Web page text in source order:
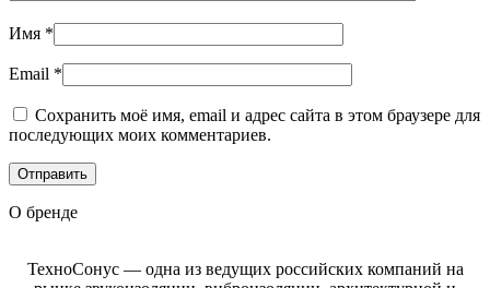
Имя *
Email *
Сохранить моё имя, email и адрес сайта в этом браузере для
последующих моих комментариев.
О бренде
ТехноСонус — одна из ведущих российских компаний на